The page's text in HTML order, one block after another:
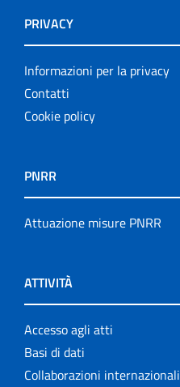
PRIVACY
Informazioni per la privacy
Contatti
Cookie policy
PNRR
Attuazione misure PNRR
ATTIVITÀ
Accesso agli atti
Basi di dati
Collaborazioni internazionali